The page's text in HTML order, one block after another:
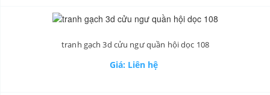
tranh gạch 3d cửu ngư quần hội dọc 108
Giá: Liên hệ